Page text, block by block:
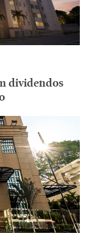
dividendos